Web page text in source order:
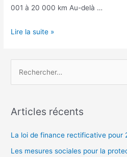
001 à 20 000 km Au-delà …
Le
nouveau
Lire la suite »
h
r
c
Articles récents
La loi de finance rectificative pour
Les mesures sociales pour la